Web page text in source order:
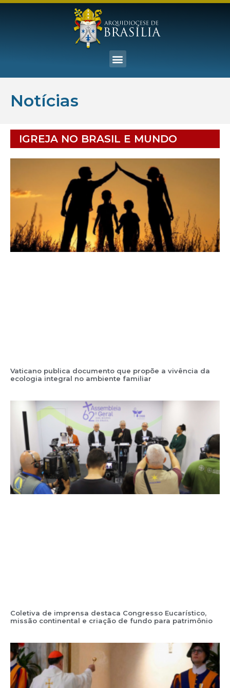
Notícias
IGREJA NO BRASIL E MUNDO
Vaticano publica documento que propõe a vivência da
ecologia integral no ambiente familiar
Coletiva de imprensa destaca Congresso Eucarístico,
missão continental e criação de fundo para patrimônio